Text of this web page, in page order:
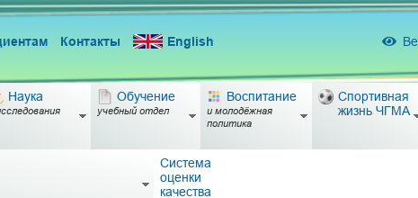
Контакты English
Наука Обучение
учебный отдел
Воспитание
и молодёжная
политика
Спортивная
жизнь ЧГМА
Система
оценки
качества